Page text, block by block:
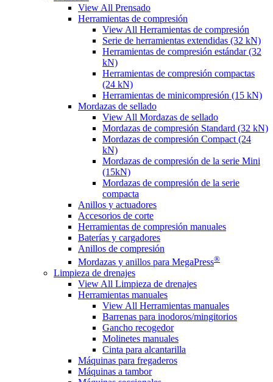
View All Prensado
Herramientas de compresión
View All Herramientas de compresión
Serie de herramientas extendidas (32 kN)
Herramientas de compresión estándar (32
kN)
Herramientas de compresión compactas
(24 kN)
Herramientas de minicompresión (15 kN)
Mordazas de sellado
View All Mordazas de sellado
Mordazas de compresión Standard (32 kN)
Mordazas de compresión Compact (24
kN)
Mordazas de compresión de la serie Mini
(15kN)
Mordazas de compresión de la serie
compacta
Anillos y actuadores
Accesorios de corte
Herramientas de compresión manuales
Baterías y cargadores
Anillos de compresión
Mordazas y anillos para MegaPress®
Limpieza de drenajes
View All Limpieza de drenajes
Herramientas manuales
View All Herramientas manuales
Barrenas para inodoros/mingitorios
Gancho recogedor
Molinetes manuales
Cinta para alcantarilla
Máquinas para fregaderos
Máquinas a tambor